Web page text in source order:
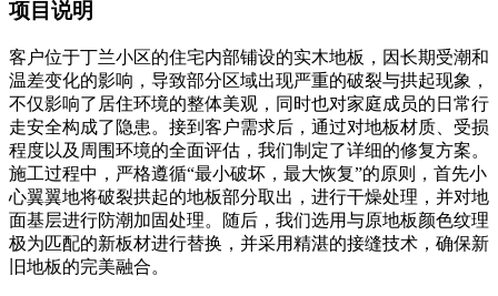
项目说明
客户位于丁兰小区的住宅内部铺设的实木地板，因长期受潮和
温差变化的影响，导致部分区域出现严重的破裂与拱起现象，
不仅影响了居住环境的整体美观，同时也对家庭成员的日常行
走安全构成了隐患。接到客户需求后，通过对地板材质、受损
程度以及周围环境的全面评估，我们制定了详细的修复方案。
施工过程中，严格遵循“最小破坏，最大恢复”的原则，首先小
心翼翼地将破裂拱起的地板部分取出，进行干燥处理，并对地
面基层进行防潮加固处理。随后，我们选用与原地板颜色纹理
极为匹配的新板材进行替换，并采用精湛的接缝技术，确保新
旧地板的完美融合。